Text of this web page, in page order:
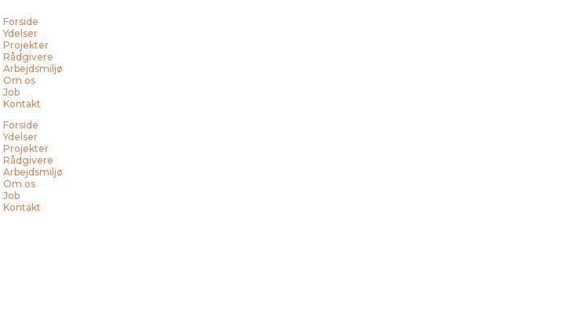
Forside
Ydelser
Projekter
Rådgivere
Arbejdsmiljø
Om os
Job
Kontakt
Forside
Ydelser
Projekter
Rådgivere
Arbejdsmiljø
Om os
Job
Kontakt